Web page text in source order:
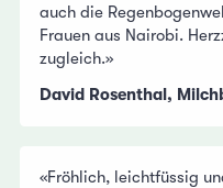
auch die
Frauen aus Nairobi.
zugleich.»
David Rosenthal,
«Fröhlich, leichtfüssig